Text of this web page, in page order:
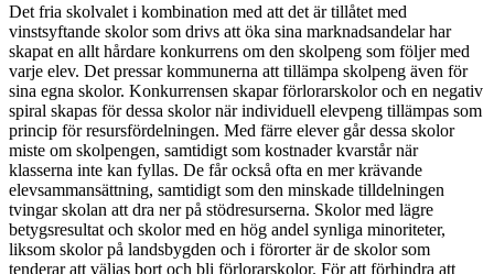
Det fria skolvalet i kombination med att det är tillåtet med
vinstsyftande skolor som drivs att öka sina marknadsandelar har
skapat en allt hårdare konkurrens om den skolpeng som följer med
varje elev. Det pressar kommunerna att tillämpa skolpeng även för
sina egna skolor. Konkurrensen skapar förlorarskolor och en negativ
spiral skapas för dessa skolor när individuell elevpeng tillämpas som
princip för resursfördelningen. Med färre elever går dessa skolor
miste om skolpengen, samtidigt som kostnader kvarstår när
klasserna inte kan fyllas. De får också ofta en mer krävande
elevsammansättning, samtidigt som den minskade tilldelningen
tvingar skolan att dra ner på stödresurserna. Skolor med lägre
betygsresultat och skolor med en hög andel synliga minoriteter,
liksom skolor på landsbygden och i förorter är de skolor som
tenderar att väljas bort och bli förlorarskolor. För att förhindra att